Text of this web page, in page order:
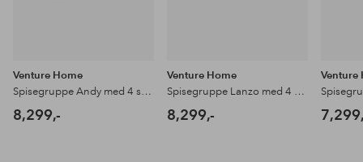
Venture Home
Spisegruppe Andy med 4 stk stoler Night
8,299,-
Venture Home
Spisegruppe Lanzo med 4 stk stoler Night
8,299,-
Venture